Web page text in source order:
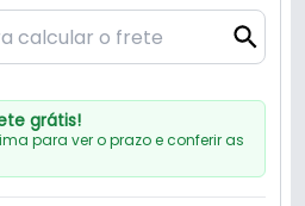
grátis!
para ver o prazo e conferir as